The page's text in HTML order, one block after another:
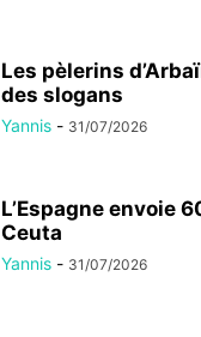
Les pèlerins
des slogans
Yannis - 31/07/2026
L’Espagne envoie
Ceuta
Yannis - 31/07/2026